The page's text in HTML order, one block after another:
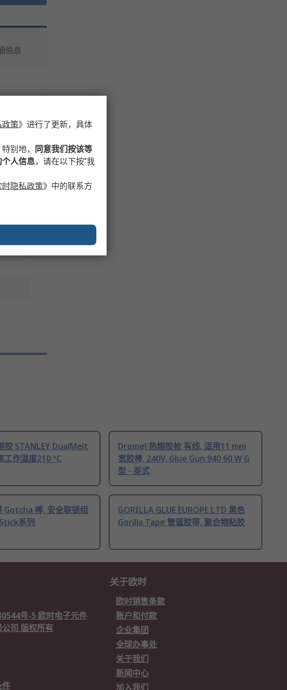
信息
胶 STANLEY DualMelt
工作温度210 °C
Dremel 热熔胶枪 有线, 适用11 mm
宽胶棒, 240V, Glue Gun 940 60 W G
型 - 英式
Gotcha 棒, 安全联锁组
系列
GORILLA GLUE EUROPE LTD 黑色
Gorilla Tape 管道胶带, 聚合物粘胶
号-5 欧时电子元件
公司 版权所有
件
关于欧时
欧时销售条款
账户和付款
企业集团
全球办事处
关于我们
新闻中心
加入我们
政策》 进行了更新，具体
别地， 同意我们按该等
人信息，请在以下按“我
时隐私政策》 中的联系方